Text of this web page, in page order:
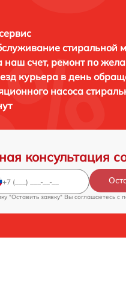
стиральной
наш счет, ремонт по
курьера в день
насоса
консультация
"Оставить заявку" Вы соглашаетесь c